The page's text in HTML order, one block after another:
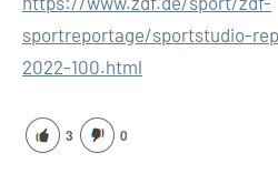
sportreportage/sportstudio-
2022-100.html
3 0